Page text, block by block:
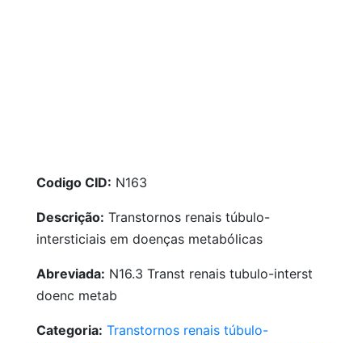
Codigo CID: N163
Descrição: Transtornos renais túbulo-
intersticiais em doenças metabólicas
Abreviada: N16.3 Transt renais tubulo-interst
doenc metab
Categoria: Transtornos renais túbulo-